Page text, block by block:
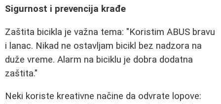
Sigurnost i prevencija krađe
Zaštita bicikla je važna tema: "Koristim ABUS bravu
i lanac. Nikad ne ostavljam bicikl bez nadzora na
duže vreme. Alarm na biciklu je dobra dodatna
zaštita."
Neki koriste kreativne načine da odvrate lopove: